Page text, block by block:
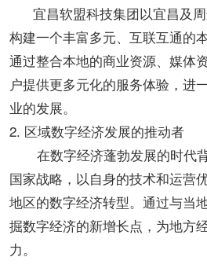
宜昌软盟科技集团以宜昌及周
构建一个丰富多元、互联互通的
通过整合本地的商业资源、媒体
户提供更多元化的服务体验，进
业的发展。
2. 区域数字经济发展的推动者
在数字经济蓬勃发展的时代
国家战略，以自身的技术和运营
地区的数字经济转型。通过与当
掘数字经济的新增长点，为地方
力。